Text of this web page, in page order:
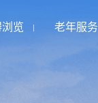
览 老年服务